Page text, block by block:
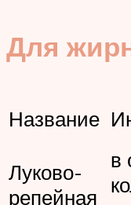
Для
Название
Луково-
репейная
в